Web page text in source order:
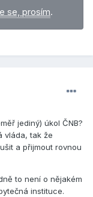
se, prosím.
jediný) úkol ČNB?
vláda, tak že
a přijmout rovnou
to není o nějakém
instituce.